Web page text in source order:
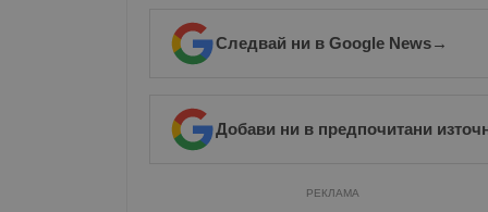
Следвай ни в Google News→
Добави ни в предпочитани
РЕКЛАМАASP.NET_SessionId